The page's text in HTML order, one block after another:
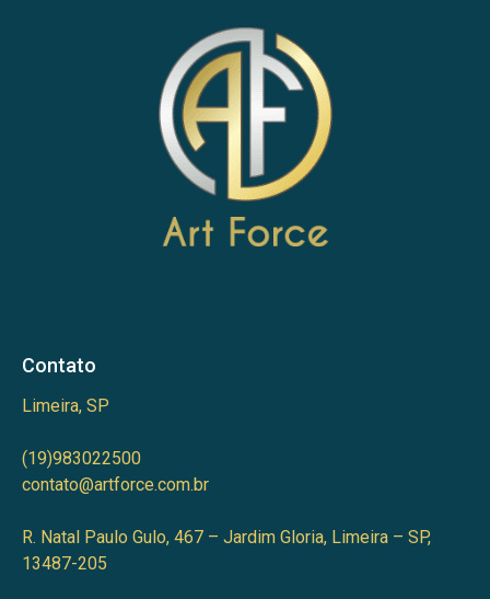
Contato
Limeira, SP
(19)983022500
contato@artforce.com.br
R. Natal Paulo Gulo, 467 – Jardim Gloria, Limeira – SP,
13487-205